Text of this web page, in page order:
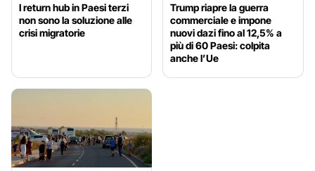
I return hub in Paesi terzi
non sono la soluzione alle
crisi migratorie
Trump riapre la guerra
commerciale e impone
nuovi dazi fino al 12,5% a
più di 60 Paesi: colpita
anche l’Ue